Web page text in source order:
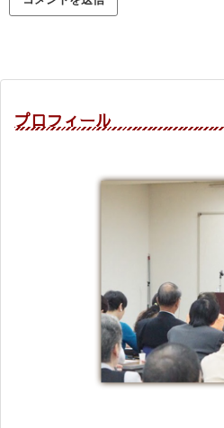
プロフィール